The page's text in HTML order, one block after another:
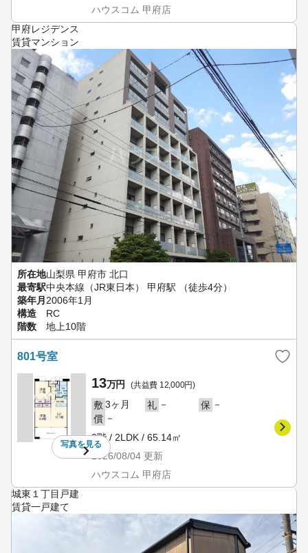
ハウスコム 甲府店
甲府レジデンス
賃貸マンション
所在地山梨県 甲府市 北口
最寄駅中央本線（JR東日本） 甲府駅 （徒歩4分）
築年月 2006年1月
構造
RC
階数
地上10階
801号室
写真を見る
13万円 (共益費 12,000円)
敷3ヶ月 礼 － 保 －
償 －
8階 / 2LDK / 65.14㎡
2026/08/04 更新
ハウスコム 甲府店
城東１丁目戸建
賃貸一戸建て